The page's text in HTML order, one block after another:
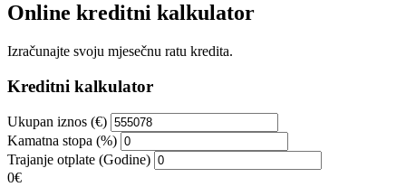
Online kreditni kalkulator
Izračunajte svoju mjesečnu ratu kredita.
Kreditni kalkulator
Ukupan iznos (€)
Kamatna stopa (%)
Trajanje otplate (Godine)
0€